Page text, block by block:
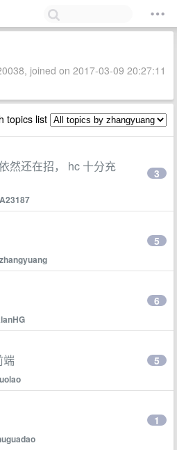
joined on 2017-03-09 20:27:11
topics list
然还在招， hc 十分充
A23187
3
zhangyuang
5
6
端 5
1